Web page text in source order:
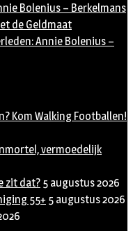
Bolenius – Berkelmans
de Geldmaat
Annie Bolenius –
Kom Walking Footballen!
vermoedelijk
zit dat? 5 augustus 2026
55+ 5 augustus 2026